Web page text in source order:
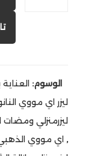
الوسوم:
ليزر اي مووي
ليزرمنزلي
, اي مووي